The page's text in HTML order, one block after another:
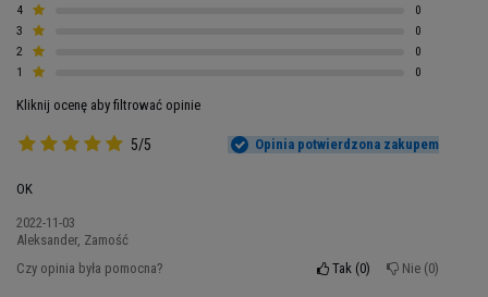
nietolerancjami pokarmowymi lub po prostu
szukają alternatywy dla suplementów mlecznych.
BioTech USA udowadnia, że można połączyć
czystość składu z niewiarygodną
skutecznością
Organizmów
Poznaj historię tysięcy osób, które musiały
rezygnować z efektywnej suplementacji
4
0
3
0
2
0
1
0
Kliknij ocenę aby filtrować opinie
5/5 Opinia potwierdzona zakupem
OK
2022-11-03
Aleksander, Zamość
Czy opinia była pomocna?
Tak 0 Nie 0